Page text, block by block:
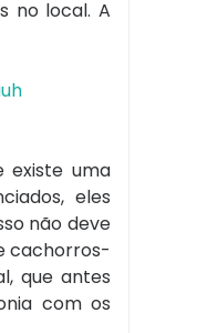
no local. A
existe uma
eles
não deve
cachorros-
que antes
com os